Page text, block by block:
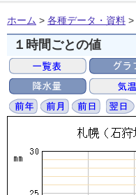
ホーム > 各種データ・資料 >
１時間ごとの値